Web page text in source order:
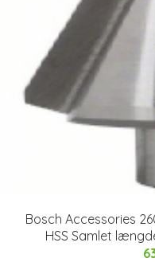
Bosch Accessories
HSS Samlet